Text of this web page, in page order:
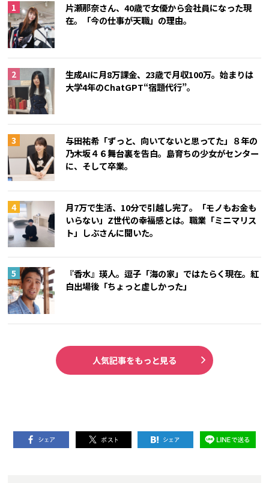
片瀬那奈さん、40歳で女優から会社員になった現
在。「今の仕事が天職」の理由。
生成AIに月8万課金、23歳で月収100万。始まりは
大学4年のChatGPT“宿題代行”。
与田祐希「ずっと、向いてないと思ってた」８年の
乃木坂４６舞台裏を告白。島育ちの少女がセンター
に、そして卒業。
月7万で生活、10分で引越し完了。「モノもお金も
いらない」Z世代の幸福感とは。職業「ミニマリス
ト」しぶさんに聞いた。
『香水』瑛人。逗子「海の家」ではたらく現在。紅
白出場後「ちょっと虚しかった」
人気記事をもっと見る